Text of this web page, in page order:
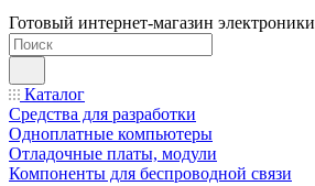
Готовый интернет-магазин электроники
Каталог
Средства для разработки
Одноплатные компьютеры
Отладочные платы, модули
Компоненты для беспроводной связи